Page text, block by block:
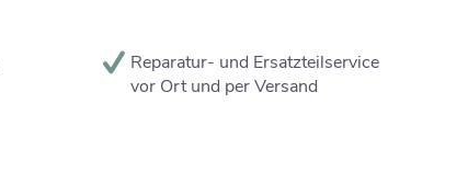
Reparatur- und Ersatzteilservice
vor Ort und per Versand